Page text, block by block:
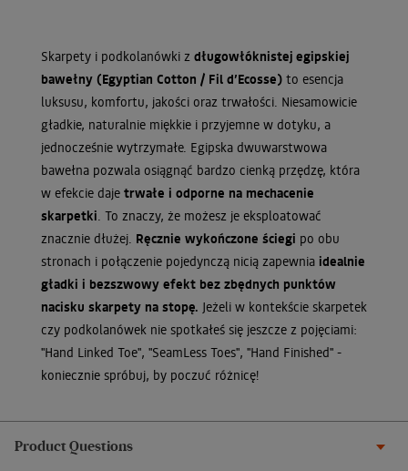
Skarpety i podkolanówki z długowłóknistej egipskiej
bawełny (Egyptian Cotton / Fil d’Ecosse) to esencja
luksusu, komfortu, jakości oraz trwałości. Niesamowicie
gładkie, naturalnie miękkie i przyjemne w dotyku, a
jednocześnie wytrzymałe. Egipska dwuwarstwowa
bawełna pozwala osiągnąć bardzo cienką przędzę, która
w efekcie daje trwałe i odporne na mechacenie
skarpetki . To znaczy, że możesz je eksploatować
znacznie dłużej. Ręcznie wykończone ściegi po obu
stronach i połączenie pojedynczą nicią zapewnia idealnie
gładki i bezszwowy efekt bez zbędnych punktów
nacisku skarpety na stopę. Jeżeli w kontekście skarpetek
czy podkolanówek nie spotkałeś się jeszcze z pojęciami:
"Hand Linked Toe", "SeamLess Toes", "Hand Finished" -
koniecznie spróbuj, by poczuć różnicę!
Product Questions